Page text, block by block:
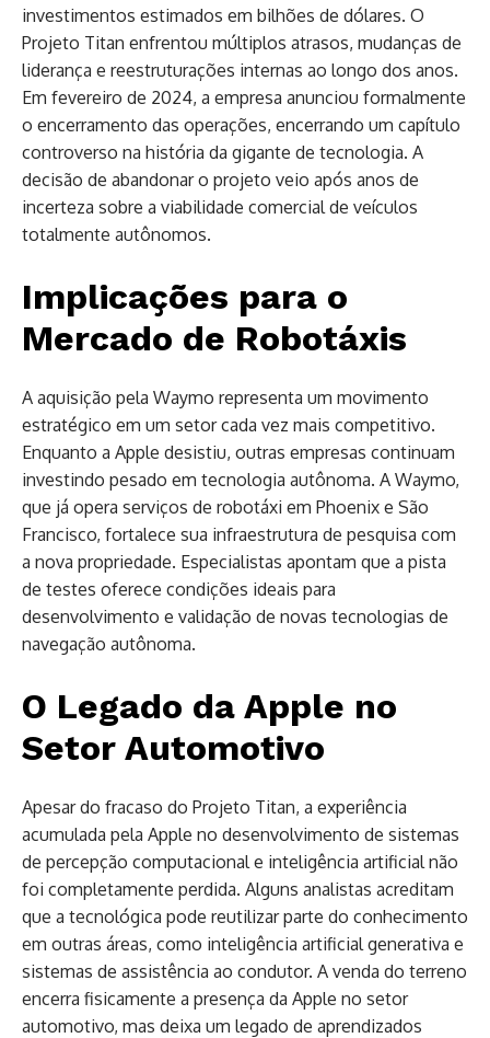
investimentos estimados em bilhões de dólares. O
Projeto Titan enfrentou múltiplos atrasos, mudanças de
liderança e reestruturações internas ao longo dos anos.
Em fevereiro de 2024, a empresa anunciou formalmente
o encerramento das operações, encerrando um capítulo
controverso na história da gigante de tecnologia. A
decisão de abandonar o projeto veio após anos de
incerteza sobre a viabilidade comercial de veículos
totalmente autônomos.
Implicações para o
Mercado de Robotáxis
A aquisição pela Waymo representa um movimento
estratégico em um setor cada vez mais competitivo.
Enquanto a Apple desistiu, outras empresas continuam
investindo pesado em tecnologia autônoma. A Waymo,
que já opera serviços de robotáxi em Phoenix e São
Francisco, fortalece sua infraestrutura de pesquisa com
a nova propriedade. Especialistas apontam que a pista
de testes oferece condições ideais para
desenvolvimento e validação de novas tecnologias de
navegação autônoma.
O Legado da Apple no
Setor Automotivo
Apesar do fracaso do Projeto Titan, a experiência
acumulada pela Apple no desenvolvimento de sistemas
de percepção computacional e inteligência artificial não
foi completamente perdida. Alguns analistas acreditam
que a tecnológica pode reutilizar parte do conhecimento
em outras áreas, como inteligência artificial generativa e
sistemas de assistência ao condutor. A venda do terreno
encerra fisicamente a presença da Apple no setor
automotivo, mas deixa um legado de aprendizados